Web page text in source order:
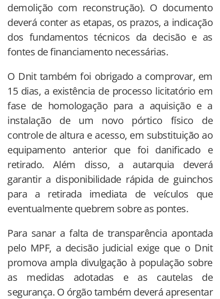
demolição com reconstrução). O documento
deverá conter as etapas, os prazos, a indicação
dos fundamentos técnicos da decisão e as
fontes de financiamento necessárias.
O Dnit também foi obrigado a comprovar, em
15 dias, a existência de processo licitatório em
fase de homologação para a aquisição e a
instalação de um novo pórtico físico de
controle de altura e acesso, em substituição ao
equipamento anterior que foi danificado e
retirado. Além disso, a autarquia deverá
garantir a disponibilidade rápida de guinchos
para a retirada imediata de veículos que
eventualmente quebrem sobre as pontes.
Para sanar a falta de transparência apontada
pelo MPF, a decisão judicial exige que o Dnit
promova ampla divulgação à população sobre
as medidas adotadas e as cautelas de
segurança. O órgão também deverá apresentar